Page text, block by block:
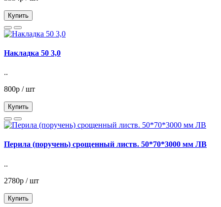
Купить
Накладка 50 3,0
..
800р / шт
Купить
Перила (поручень) срощенный листв. 50*70*3000 мм ЛВ
..
2780р / шт
Купить